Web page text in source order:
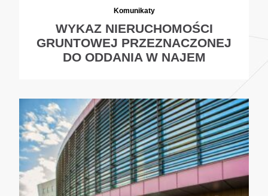
Komunikaty
WYKAZ NIERUCHOMOŚCI
GRUNTOWEJ PRZEZNACZONEJ
DO ODDANIA W NAJEM